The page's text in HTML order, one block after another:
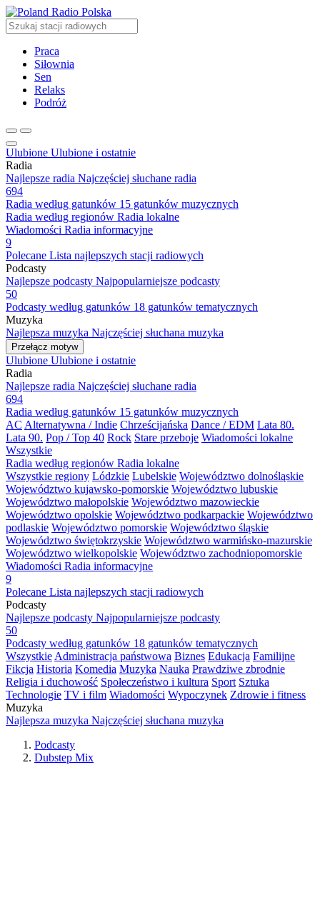
Radio Polska
Praca
Siłownia
Sen
Relaks
Podróż
Ulubione Ulubione i ostatnie
Radia
Najlepsze radia Najczęściej słuchane radia
694
Radia według gatunków 15 gatunków muzycznych
Radia według regionów Radia lokalne
Wiadomości Radia informacyjne
9
Polecane Lista najlepszych stacji radiowych
Podcasty
Najlepsze podcasty Najpopularniejsze podcasty
50
Podcasty według gatunków 18 gatunków tematycznych
Muzyka
Najlepsza muzyka Najczęściej słuchana muzyka
Przełącz motyw
Ulubione Ulubione i ostatnie
Radia
Najlepsze radia Najczęściej słuchane radia
694
Radia według gatunków 15 gatunków muzycznych
AC Alternatywna / Indie Chrześcijańska Dance / EDM Lata 80.
Lata 90. Pop / Top 40 Rock Stare przeboje Wiadomości lokalne
Wszystkie
Radia według regionów Radia lokalne
Wszystkie regiony Lódzkie Lubelskie Województwo dolnośląskie
Województwo kujawsko-pomorskie Województwo lubuskie
Województwo małopolskie Województwo mazowieckie
Województwo opolskie Województwo podkarpackie Województwo
podlaskie Województwo pomorskie Województwo śląskie
Województwo świętokrzyskie Województwo warmińsko-mazurskie
Województwo wielkopolskie Województwo zachodniopomorskie
Wiadomości Radia informacyjne
9
Polecane Lista najlepszych stacji radiowych
Podcasty
Najlepsze podcasty Najpopularniejsze podcasty
50
Podcasty według gatunków 18 gatunków tematycznych
Wszystkie Administracja państwowa Biznes Edukacja Familijne
Fikcja Historia Komedia Muzyka Nauka Prawdziwe zbrodnie
Religia i duchowość Społeczeństwo i kultura Sport Sztuka
Technologie TV i film Wiadomości Wypoczynek Zdrowie i fitness
Muzyka
Najlepsza muzyka Najczęściej słuchana muzyka
Podcasty
Dubstep Mix